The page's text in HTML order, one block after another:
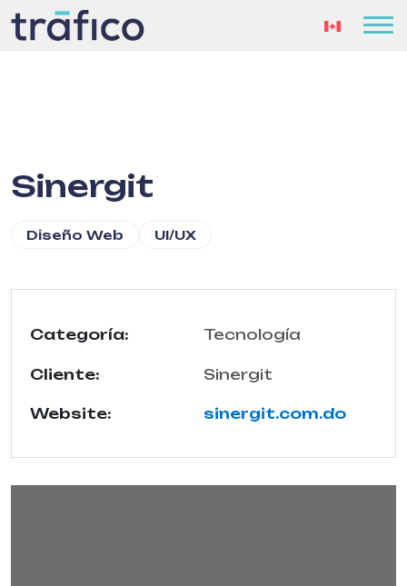
Sinergit
Diseño Web UI/UX
Categoría: Tecnología
Cliente: Sinergit
Website: sinergit.com.do